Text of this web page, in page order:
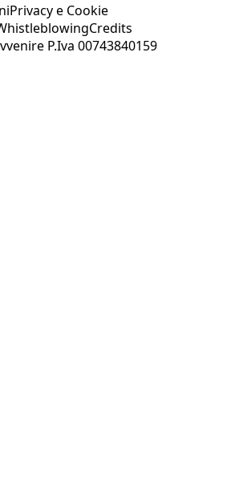
Privacy e Cookie
Credits
P.Iva 00743840159